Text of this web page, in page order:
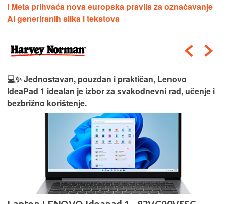
I Meta prihvaća nova europska pravila za označavanje
AI generiranih slika i tekstova
💻✨ Jednostavan, pouzdan i praktičan, Lenovo
IdeaPad 1 idealan je izbor za svakodnevni rad, učenje i
bezbrižno korištenje.